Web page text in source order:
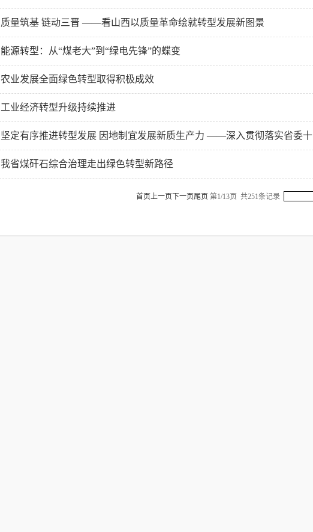
质量筑基 链动三晋 ——看山西以质量革命绘就转型发展新图景
能源转型：从“煤老大”到“绿电先锋”的蝶变
农业发展全面绿色转型取得积极成效
工业经济转型升级持续推进
坚定有序推进转型发展 因地制宜发展新质生产力 ——深入贯彻落实省委十
我省煤矸石综合治理走出绿色转型新路径
首页上一页 下一页尾页 第1/13页 共251条记录